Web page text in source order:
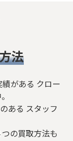
法
がある クロー
ある スタッフ
の買取方法も